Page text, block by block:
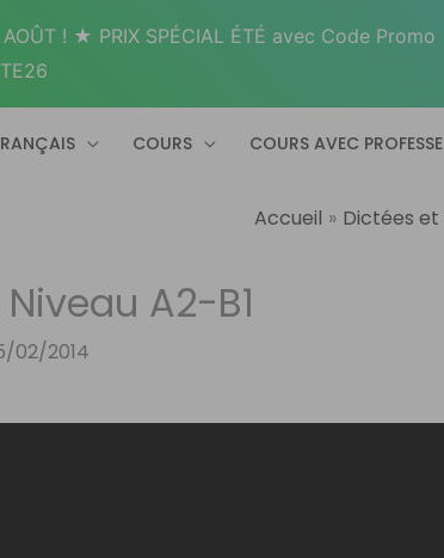
COURS
COURS AVEC
Accueil Dictées et
A2-B1
02/2014
! ★ PRIX SPÉCIAL ÉTÉ avec Code Promo